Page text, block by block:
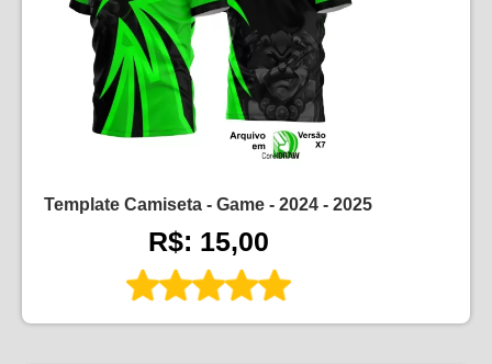
Template Camiseta - Game - 2024 - 2025
R$: 15,00